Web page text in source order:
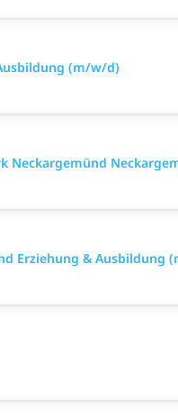
(m/w/d)
Neckargemünd
Erziehung & Ausbildung